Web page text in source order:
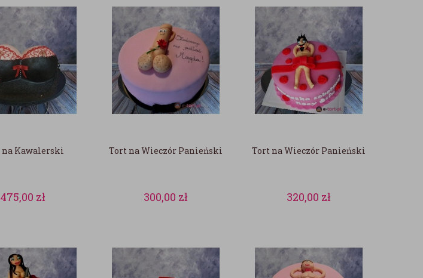
na Kawalerski
475,00 zł
Tort na Wieczór Panieński
300,00 zł
Tort na Wieczór Panieński
320,00 zł